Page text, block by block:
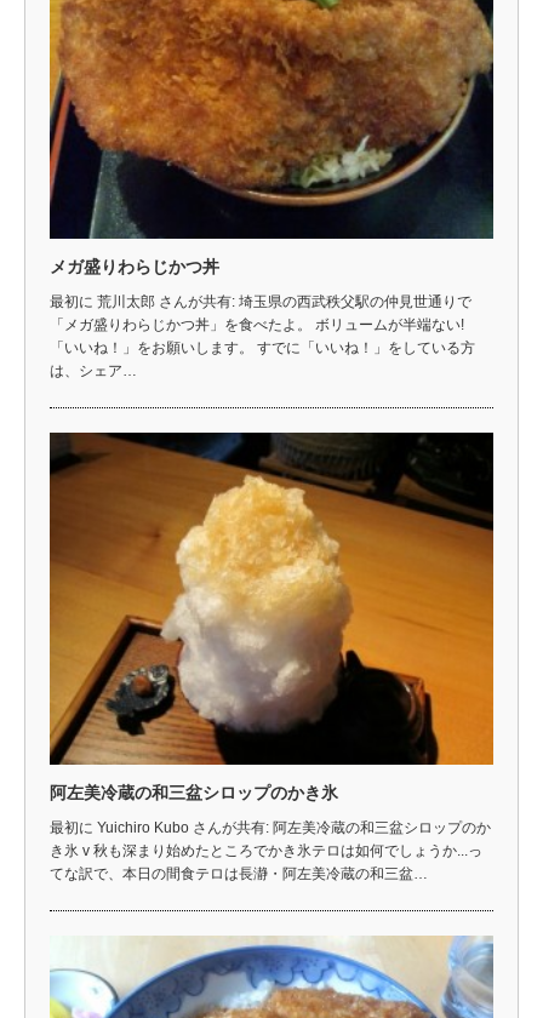
メガ盛りわらじかつ丼
最初に 荒川太郎 さんが共有: 埼玉県の西武秩父駅の仲見世通りで
「メガ盛りわらじかつ丼」を食べたよ。 ボリュームが半端ない!
「いいね！」をお願いします。 すでに「いいね！」をしている方
は、シェア…
阿左美冷蔵の和三盆シロップのかき氷
最初に Yuichiro Kubo さんが共有: 阿左美冷蔵の和三盆シロップのか
き氷 v 秋も深まり始めたところでかき氷テロは如何でしょうか...っ
てな訳で、本日の間食テロは長瀞・阿左美冷蔵の和三盆…